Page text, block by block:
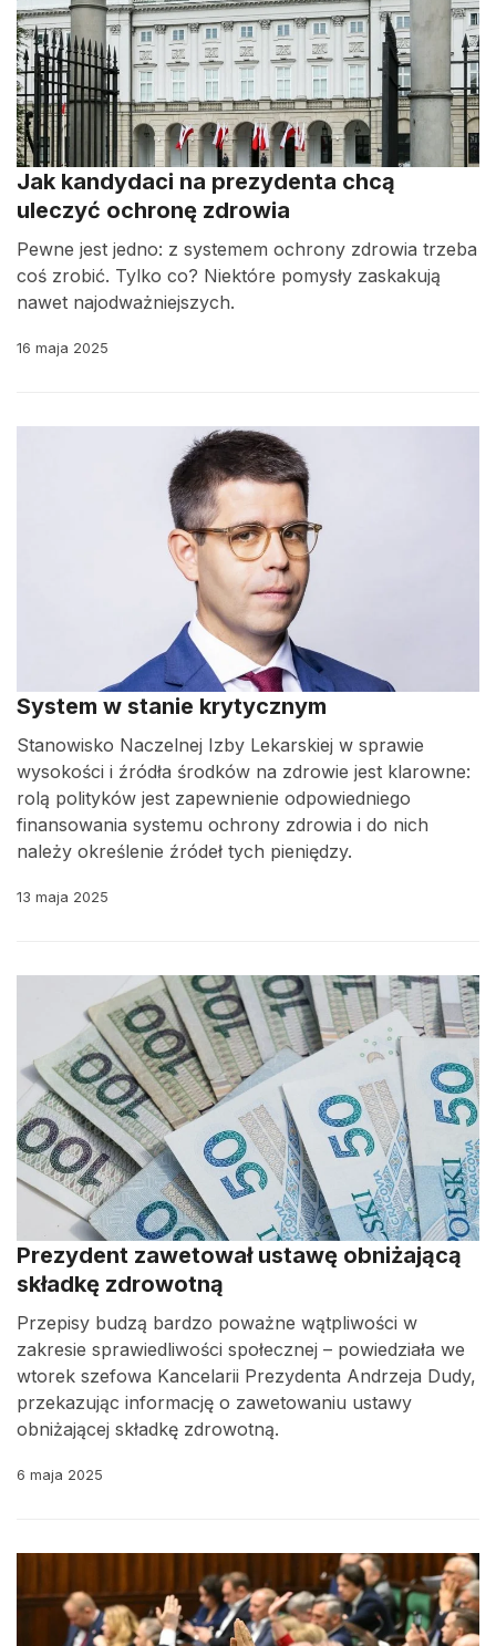
Jak kandydaci na prezydenta chcą
uleczyć ochronę zdrowia
Pewne jest jedno: z systemem ochrony zdrowia trzeba
coś zrobić. Tylko co? Niektóre pomysły zaskakują
nawet najodważniejszych.
16 maja 2025
System w stanie krytycznym
Stanowisko Naczelnej Izby Lekarskiej w sprawie
wysokości i źródła środków na zdrowie jest klarowne:
rolą polityków jest zapewnienie odpowiedniego
finansowania systemu ochrony zdrowia i do nich
należy określenie źródeł tych pieniędzy.
13 maja 2025
Prezydent zawetował ustawę obniżającą
składkę zdrowotną
Przepisy budzą bardzo poważne wątpliwości w
zakresie sprawiedliwości społecznej – powiedziała we
wtorek szefowa Kancelarii Prezydenta Andrzeja Dudy,
przekazując informację o zawetowaniu ustawy
obniżającej składkę zdrowotną.
6 maja 2025